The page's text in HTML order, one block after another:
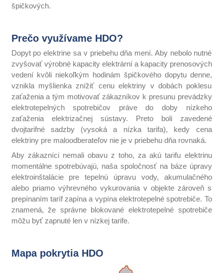
špičkových.
Prečo využívame HDO?
Dopyt po elektrine sa v priebehu dňa mení. Aby nebolo nutné
zvyšovať výrobné kapacity elektrární a kapacity prenosových
vedení kvôli niekoľkým hodinám špičkového dopytu denne,
vznikla myšlienka znížiť cenu elektriny v dobách poklesu
zaťaženia a tým motivovať zákazníkov k presunu prevádzky
elektrotepelných spotrebičov práve do doby nízkeho
zaťaženia elektrizačnej sústavy. Preto boli zavedené
dvojtarifné sadzby (vysoká a nízka tarifa), kedy cena
elektriny pre maloodberateľov nie je v priebehu dňa rovnaká.
Aby zákazníci nemali obavu z toho, za akú tarifu elektrinu
momentálne spotrebúvajú, naša spoločnosť na báze úpravy
elektroinštalácie pre tepelnú úpravu vody, akumulačného
alebo priamo výhrevného vykurovania v objekte zároveň s
prepínaním taríf zapína a vypína elektrotepelné spotrebiče. To
znamená, že správne blokované elektrotepelné spotrebiče
môžu byť zapnuté len v nízkej tarife.
Mapa pokrytia HDO